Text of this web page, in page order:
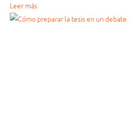
Leer más